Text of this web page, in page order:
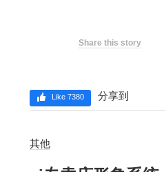
Share this story
分享到
Like 7380
其他